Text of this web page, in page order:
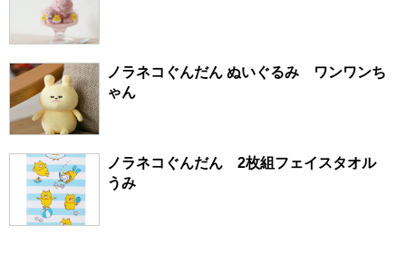
ノラネコぐんだん ぬいぐるみ ワンワンち
ゃん
ノラネコぐんだん 2枚組フェイスタオル
うみ